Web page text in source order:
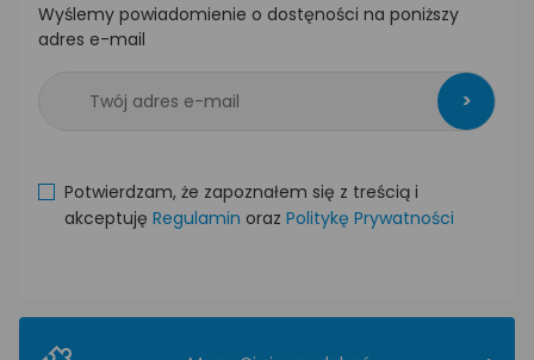
Wyślemy powiadomienie o dostęności na poniższy
adres e-mail
>
Potwierdzam, że zapoznałem się z treścią i
akceptuję Regulamin oraz Politykę Prywatności